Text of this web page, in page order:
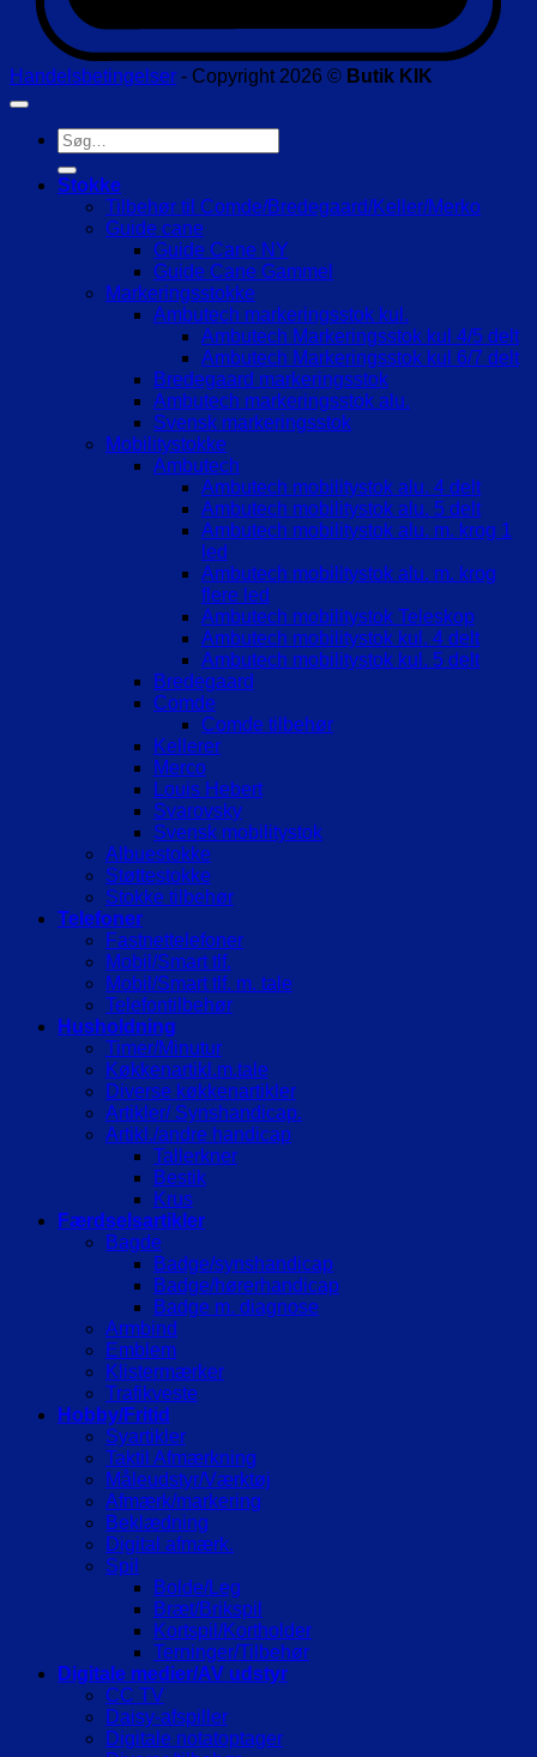
Handelsbetingelser - Copyright 2026 © Butik KIK
Søg
efter:
Stokke
Tilbehør til Comde/Bredegaard/Keller/Merko
Guide cane
Guide Cane NY
Guide Cane Gammel
Markeringsstokke
Ambutech markeringsstok kul.
Ambutech Markeringsstok kul 4/5 delt
Ambutech Markeringsstok kul 6/7 delt
Bredegaard markeringsstok
Ambutech markeringsstok alu.
Svensk markeringsstok
Mobilitystokke
Ambutech
Ambutech mobilitystok alu. 4 delt
Ambutech mobilitystok alu. 5 delt
Ambutech mobilitystok alu. m. krog 1
led
Ambutech mobilitystok alu. m. krog
flere led
Ambutech mobilitystok Teleskop
Ambutech mobilitystok kul. 4 delt
Ambutech mobilitystok kul. 5 delt
Bredegaard
Comde
Comde tilbehør
Kellerer
Merco
Louis Hebert
Svarovsky
Svensk mobilitystok
Albuestokke
Støttestokke
Stokke tilbehør
Telefoner
Fastnettelefoner
Mobil/Smart tlf.
Mobil/Smart tlf. m. tale
Telefontilbehør
Husholdning
Timer/Minutur
Køkkenartikl.m.tale
Diverse køkkenartikler
Artikler/ Synshandicap.
Artikl./andre handicap
Tallerkner
Bestik
Krus
Færdselsartikler
Bagde
Badge/synshandicap
Badge/hørerhandicap
Badge m. diagnose
Armbind
Emblem
Klistermærker
Trafikveste
Hobby/Fritid
Syartikler
Taktil Afmærkning
Måleudstyr/Værktøj
Afmærk/markering
Beklædning
Digital afmærk.
Spil
Bolde/Leg
Bræt/Brikspil
Kortspil/Kortholder
Terninger/Tilbehør
Digitale medier/AV udstyr
CC TV
Daisy-afspiller
Digitale notatoptager